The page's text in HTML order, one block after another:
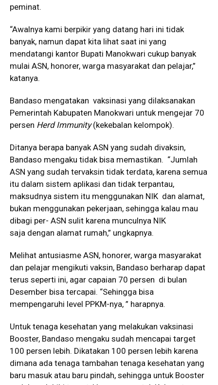
peminat.
“Awalnya kami berpikir yang datang hari ini tidak
banyak, namun dapat kita lihat saat ini yang
mendatangi kantor Bupati Manokwari cukup banyak
mulai ASN, honorer, warga masyarakat dan pelajar,”
katanya.
Bandaso mengatakan vaksinasi yang dilaksanakan
Pemerintah Kabupaten Manokwari untuk mengejar 70
persen Herd Immunity(kekebalan kelompok).
Ditanya berapa banyak ASN yang sudah divaksin,
Bandaso mengaku tidak bisa memastikan. “Jumlah
ASN yang sudah tervaksin tidak terdata, karena semua
itu dalam sistem aplikasi dan tidak terpantau,
maksudnya sistem itu menggunakan NIK dan alamat,
bukan menggunakan pekerjaan, sehingga kalau mau
dibagi per- ASN sulit karena munculnya NIK
saja dengan alamat rumah,” ungkapnya.
Melihat antusiasme ASN, honorer, warga masyarakat
dan pelajar mengikuti vaksin, Bandaso berharap dapat
terus seperti ini, agar capaian 70 persen di bulan
Desember bisa tercapai. “Sehingga bisa
mempengaruhi level PPKM-nya, ” harapnya.
Untuk tenaga kesehatan yang melakukan vaksinasi
Booster, Bandaso mengaku sudah mencapai target
100 persen lebih. Dikatakan 100 persen lebih karena
dimana ada tenaga tambahan tenaga kesehatan yang
baru masuk atau baru pindah, sehingga untuk Booster